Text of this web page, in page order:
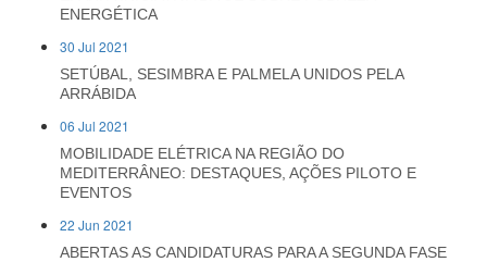
ENERGÉTICA
30 Jul 2021
SETÚBAL, SESIMBRA E PALMELA UNIDOS PELA
ARRÁBIDA
06 Jul 2021
MOBILIDADE ELÉTRICA NA REGIÃO DO
MEDITERRÂNEO: DESTAQUES, AÇÕES PILOTO E
EVENTOS
22 Jun 2021
ABERTAS AS CANDIDATURAS PARA A SEGUNDA FASE